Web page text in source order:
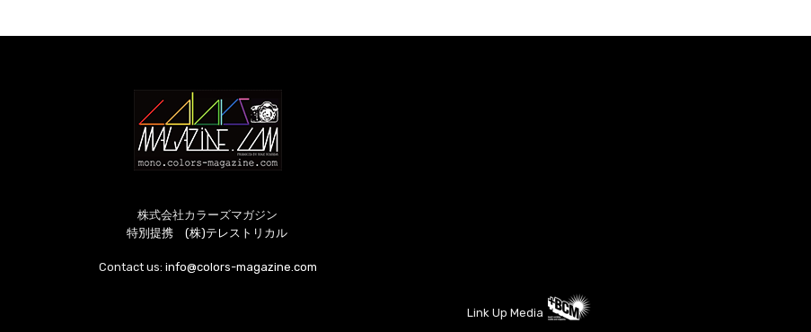
株式会社カラーズマガジン
特別提携 (株)テレストリカル
Contact us: info@colors-magazine.com
Link Up Media